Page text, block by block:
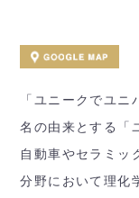
「ユニークでユ
名の由来とする「
自動車やセラミッ
分野において理化